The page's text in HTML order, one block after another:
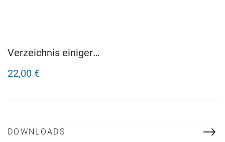
Verzeichnis einiger
22,00 €
DOWNLOADS